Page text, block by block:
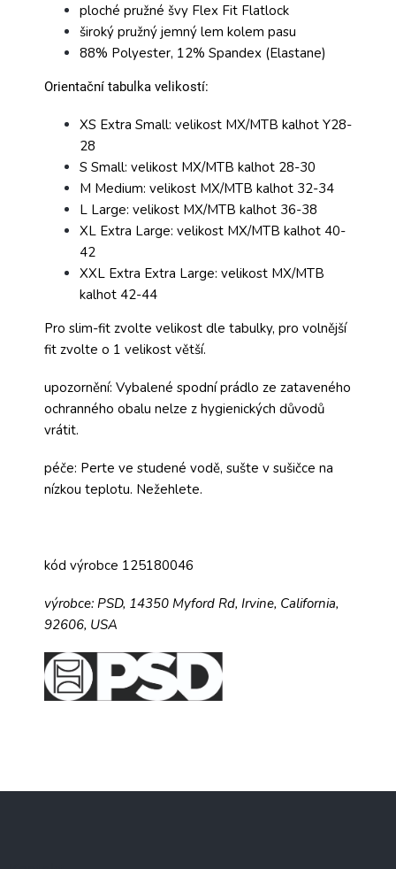
ploché pružné švy Flex Fit Flatlock
široký pružný jemný lem kolem pasu
88% Polyester, 12% Spandex (Elastane)
Orientační tabulka velikostí:
XS Extra Small: velikost MX/MTB kalhot Y28-
28
S Small: velikost MX/MTB kalhot 28-30
M Medium: velikost MX/MTB kalhot 32-34
L Large: velikost MX/MTB kalhot 36-38
XL Extra Large: velikost MX/MTB kalhot 40-
42
XXL Extra Extra Large: velikost MX/MTB
kalhot 42-44
Pro slim-fit zvolte velikost dle tabulky, pro volnější
fit zvolte o 1 velikost větší.
upozornění: Vybalené spodní prádlo ze zataveného
ochranného obalu nelze z hygienických důvodů
vrátit.
péče: Perte ve studené vodě, sušte v sušičce na
nízkou teplotu. Nežehlete.
kód výrobce 125180046
výrobce: PSD, 14350 Myford Rd, Irvine, California,
92606, USA